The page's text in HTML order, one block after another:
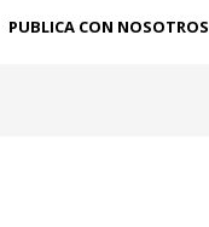
PUBLICA CON NOSOTROS